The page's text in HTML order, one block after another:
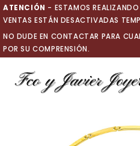
Ir
al
contenido
ATENCIÓN - ESTAMOS
VENTAS ESTÁN DESACTIVADAS
NO DUDE EN CONTACTAR PARA
POR SU COMPRENSIÓN.